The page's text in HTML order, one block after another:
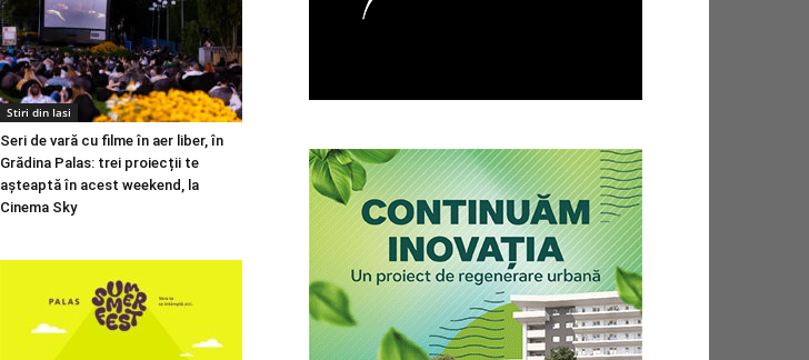
Stiri din Iasi
Seri de vară cu filme în aer liber, în
Grădina Palas: trei proiecții te
așteaptă în acest weekend, la
Cinema Sky